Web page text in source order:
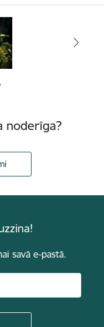
noderīga?
savā e-pastā.